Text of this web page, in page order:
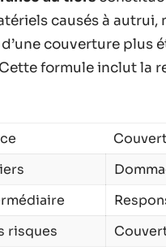
pratiques et
50